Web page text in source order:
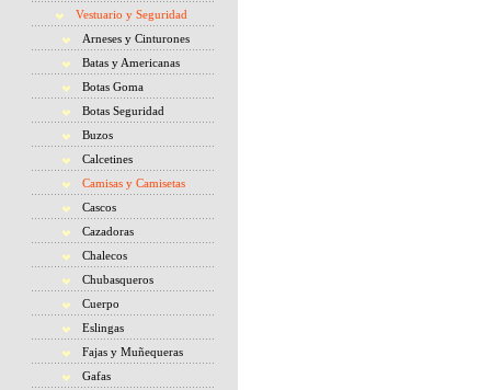
Vestuario y Seguridad
Arneses y Cinturones
Batas y Americanas
Botas Goma
Botas Seguridad
Buzos
Calcetines
Camisas y Camisetas
Cascos
Cazadoras
Chalecos
Chubasqueros
Cuerpo
Eslingas
Fajas y Muñequeras
Gafas